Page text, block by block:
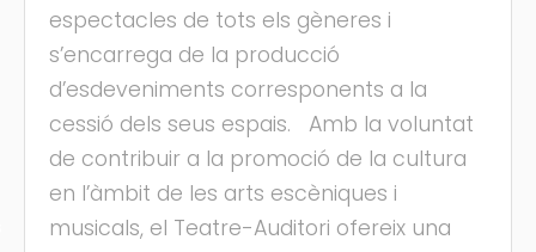
espectacles de tots els gèneres i
s’encarrega de la producció
d’esdeveniments corresponents a la
cessió dels seus espais. Amb la voluntat
de contribuir a la promoció de la cultura
en l’àmbit de les arts escèniques i
musicals, el Teatre-Auditori ofereix una